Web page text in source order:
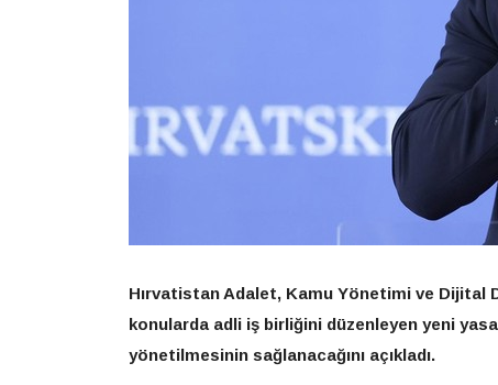
Hırvatistan Adalet, Kamu Yönetimi ve Dijital
konularda adli iş birliğini düzenleyen yeni
yönetilmesinin sağlanacağını açıkladı.